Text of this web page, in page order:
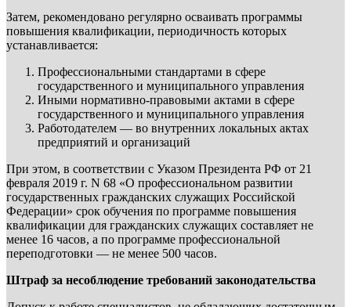
Затем, рекомендовано регулярно осваивать программы
повышения квалификации, периодичность которых
устанавливается:
Профессиональными стандартами в сфере
государственного и муниципального управления
Иными нормативно-правовыми актами в сфере
государственного и муниципального управления
Работодателем — во внутренних локальных актах
предприятий и организаций
При этом, в соответствии с Указом Президента РФ от 21
февраля 2019 г. N 68 «О профессиональном развитии
государственных гражданских служащих Российской
Федерации» срок обучения по программе повышения
квалификации для гражданских служащих составляет не
менее 16 часов, а по программе профессиональной
переподготовки — не менее 500 часов.
Штраф за несоблюдение требований законодательства